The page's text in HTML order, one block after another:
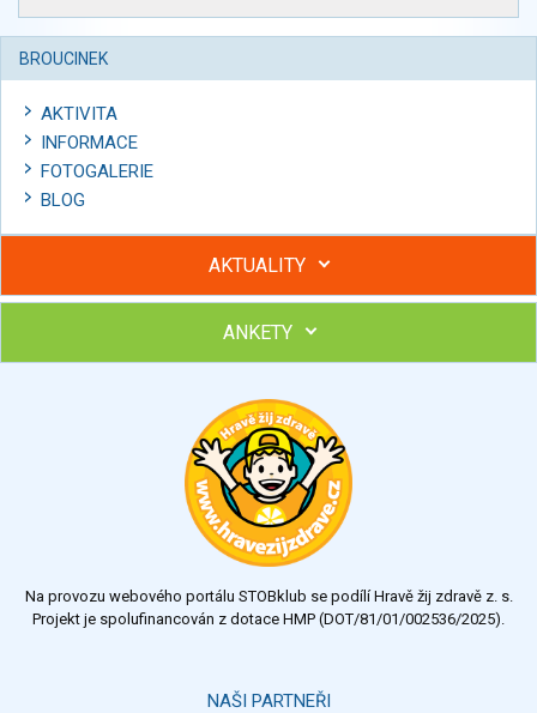
BROUCINEK
AKTIVITA
INFORMACE
FOTOGALERIE
BLOG
AKTUALITY
Hubněte s podporou lektorky a skupiny v kurzech STOBu
Chcete poradit s hubnutím? Najděte si odborníka STOBu ve
ANKETY
Výsledky Všechny ankety
Na provozu webového portálu STOBklub se podílí Hravě žij zdravě z. s.
Projekt je spolufinancován z dotace HMP (DOT/81/01/002536/2025).
NAŠI PARTNEŘI